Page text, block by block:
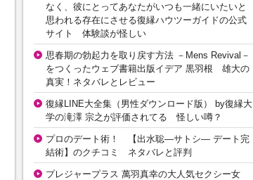
なく、彼にとってあなたがいつも一緒にいたいと
思われる存在にさせる復縁ハウツーガイドの公式
サイト 体験談が怪しい
思春期の勃起力を取り戻す方法 －Mens Revival－
をつくったウェブ書籍出版イデア 黒羽根 雄大の
真実！ネタバレとレビュー
復縁LINE大全集（男性ダウンロード版） by復縁大
学の滝澤 宗之が評価されてる 怪しい噂？
プロのデート術！ 【出水聡―サトシ― デート完
結術】のクチコミ ネタバレと評判
プレジャープラス 萬羽真幸の大人気セクシー女